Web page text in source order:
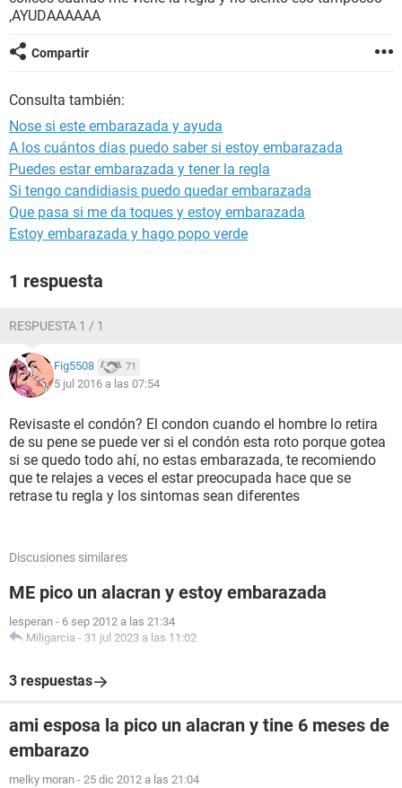
,AYUDAAAAAA
Compartir
Consulta también:
Nose si este embarazada y ayuda
A los cuántos dias puedo saber si estoy embarazada
Puedes estar embarazada y tener la regla
Si tengo candidiasis puedo quedar embarazada
Que pasa si me da toques y estoy embarazada
Estoy embarazada y hago popo verde
1 respuesta
RESPUESTA 1 / 1
Fig5508 71
5 jul 2016 a las 07:54
Revisaste el condón? El condon cuando el hombre lo retira
de su pene se puede ver si el condón esta roto porque gotea
si se quedo todo ahí, no estas embarazada, te recomiendo
que te relajes a veces el estar preocupada hace que se
retrase tu regla y los sintomas sean diferentes
Discusiones similares
ME pico un alacran y estoy embarazada
lesperan - 6 sep 2012 a las 21:34
Miligarcia - 31 jul 2023 a las 11:02
3 respuestas
ami esposa la pico un alacran y tine 6 meses de
embarazo
melky moran - 25 dic 2012 a las 21:04